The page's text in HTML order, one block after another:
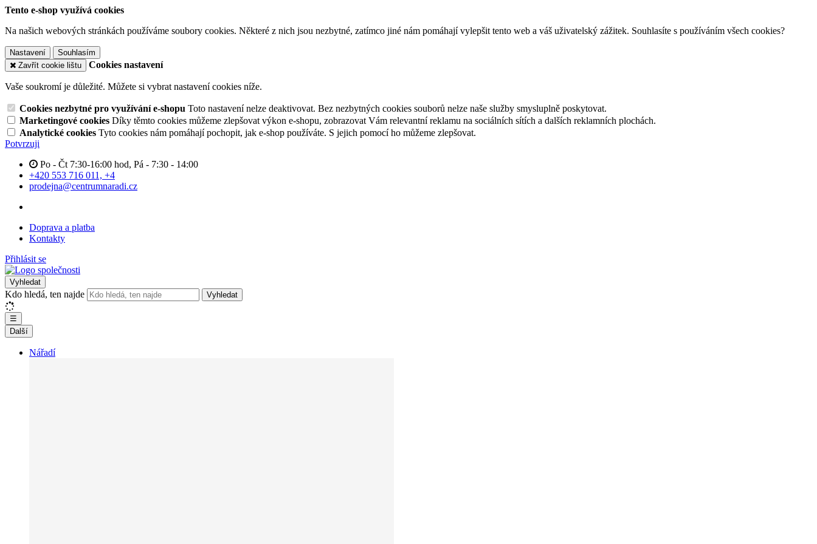
Tento e-shop využívá cookies
Na našich webových stránkách používáme soubory cookies. Některé z nich jsou nezbytné, zatímco jiné nám pomáhají vylepšit tento web a váš uživatelský zážitek. Souhlasíte s používáním všech cookies?
Nastavení
Souhlasím
Zavřít cookie lištu
Cookies nastavení
Vaše soukromí je důležité. Můžete si vybrat nastavení cookies níže.
Cookies nezbytné pro využívání e-shopu Toto nastavení nelze deaktivovat. Bez nezbytných cookies souborů nelze naše služby smysluplně poskytovat.
Marketingové cookies Díky těmto cookies můžeme zlepšovat výkon e-shopu, zobrazovat Vám relevantní reklamu na sociálních sítích a dalších reklamních plochách.
Analytické cookies Tyto cookies nám pomáhají pochopit, jak e-shop používáte. S jejich pomocí ho můžeme zlepšovat.
Potvrzuji
Po - Čt 7:30-16:00 hod, Pá - 7:30 - 14:00
+420 553 716 011, +4
prodejna@centrumnaradi.cz
Doprava a platba
Kontakty
Přihlásit se
Vyhledat
Kdo hledá, ten najde Vyhledat
☰
Další
Nářadí